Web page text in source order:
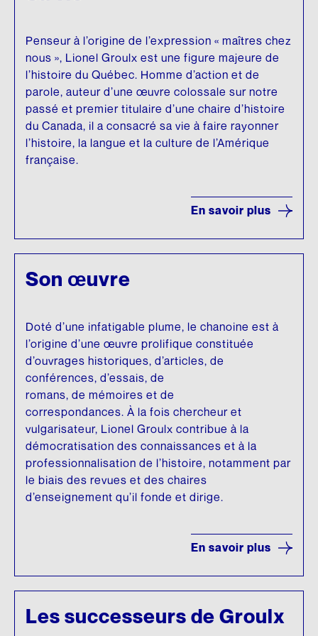
Penseur à l’origine de l’expression « maîtres chez
nous », Lionel Groulx est une figure majeure de
l’histoire du Québec. Homme d’action et de
parole, auteur d’une œuvre colossale sur notre
passé et premier titulaire d’une chaire d’histoire
du Canada, il a consacré sa vie à faire rayonner
l’histoire, la langue et la culture de l’Amérique
française.
En savoir plus
Son œuvre
Doté d’une infatigable plume, le chanoine est à
l’origine d’une œuvre prolifique constituée
d’ouvrages historiques, d’articles, de
conférences, d’essais, de
romans, de mémoires et de
correspondances. À la fois chercheur et
vulgarisateur, Lionel Groulx contribue à la
démocratisation des connaissances et à la
professionnalisation de l’histoire, notamment par
le biais des revues et des chaires
d’enseignement qu’il fonde et dirige.
En savoir plus
Les successeurs de Groulx